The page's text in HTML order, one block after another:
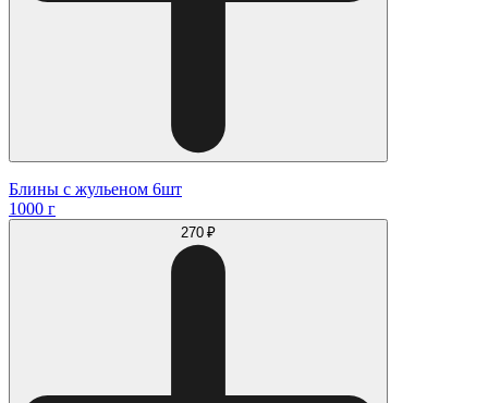
Блины с жульеном 6шт
1000 г
270 ₽